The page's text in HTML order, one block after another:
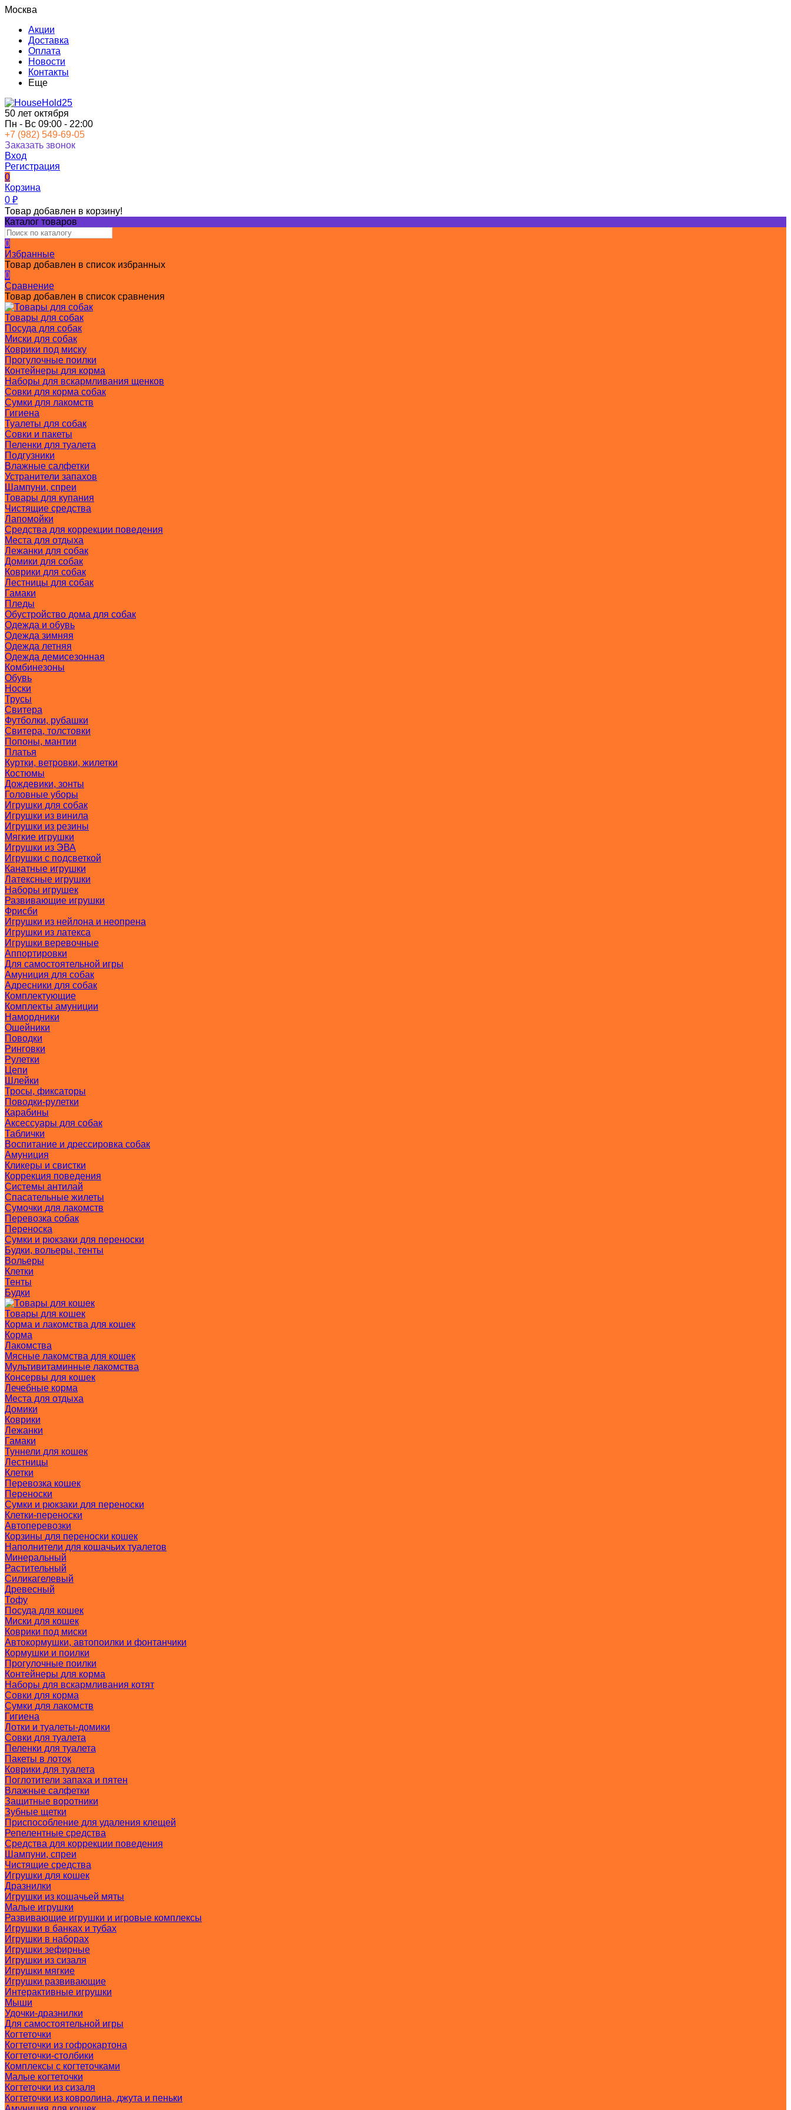
Москва
Акции
Доставка
Оплата
Новости
Контакты
Еще
50 лет октября
Пн - Вс 09:00 - 22:00
+7 (982) 549-69-05
Заказать звонок
Вход
Регистрация
0
Корзина
0 ₽
Товар добавлен в корзину!
Каталог товаров
0
Избранные
Товар добавлен в список избранных
0
Сравнение
Товар добавлен в список сравнения
Товары для собак
Посуда для собак
Миски для собак
Коврики под миску
Прогулочные поилки
Контейнеры для корма
Наборы для вскармливания щенков
Совки для корма собак
Сумки для лакомств
Гигиена
Туалеты для собак
Совки и пакеты
Пеленки для туалета
Подгузники
Влажные салфетки
Устранители запахов
Шампуни, спреи
Товары для купания
Чистящие средства
Лапомойки
Средства для коррекции поведения
Места для отдыха
Лежанки для собак
Домики для собак
Коврики для собак
Лестницы для собак
Гамаки
Пледы
Обустройство дома для собак
Одежда и обувь
Одежда зимняя
Одежда летняя
Одежда демисезонная
Комбинезоны
Обувь
Носки
Трусы
Свитера
Футболки, рубашки
Свитера, толстовки
Попоны, мантии
Платья
Куртки, ветровки, жилетки
Костюмы
Дождевики, зонты
Головные уборы
Игрушки для собак
Игрушки из винила
Игрушки из резины
Мягкие игрушки
Игрушки из ЭВА
Игрушки с подсветкой
Канатные игрушки
Латексные игрушки
Наборы игрушек
Развивающие игрушки
Фрисби
Игрушки из нейлона и неопрена
Игрушки из латекса
Игрушки веревочные
Аппортировки
Для самостоятельной игры
Амуниция для собак
Адресники для собак
Комплектующие
Комплекты амуниции
Намордники
Ошейники
Поводки
Ринговки
Рулетки
Цепи
Шлейки
Тросы, фиксаторы
Поводки-рулетки
Карабины
Аксессуары для собак
Таблички
Воспитание и дрессировка собак
Амуниция
Кликеры и свистки
Коррекция поведения
Системы антилай
Спасательные жилеты
Сумочки для лакомств
Перевозка собак
Переноска
Сумки и рюкзаки для переноски
Будки, вольеры, тенты
Вольеры
Клетки
Тенты
Будки
Товары для кошек
Корма и лакомства для кошек
Корма
Лакомства
Мясные лакомства для кошек
Мультивитаминные лакомства
Консервы для кошек
Лечебные корма
Места для отдыха
Домики
Коврики
Лежанки
Гамаки
Туннели для кошек
Лестницы
Клетки
Перевозка кошек
Переноски
Сумки и рюкзаки для переноски
Клетки-переноски
Автоперевозки
Корзины для переноски кошек
Наполнители для кошачьих туалетов
Минеральный
Растительный
Силикагелевый
Древесный
Тофу
Посуда для кошек
Миски для кошек
Коврики под миски
Автокормушки, автопоилки и фонтанчики
Кормушки и поилки
Прогулочные поилки
Контейнеры для корма
Наборы для вскармливания котят
Совки для корма
Сумки для лакомств
Гигиена
Лотки и туалеты-домики
Совки для туалета
Пеленки для туалета
Пакеты в лоток
Коврики для туалета
Поглотители запаха и пятен
Влажные салфетки
Защитные воротники
Зубные щетки
Приспособление для удаления клещей
Репелентные средства
Средства для коррекции поведения
Шампуни, спреи
Чистящие средства
Игрушки для кошек
Дразнилки
Игрушки из кошачьей мяты
Малые игрушки
Развивающие игрушки и игровые комплексы
Игрушки в банках и тубах
Игрушки в наборах
Игрушки зефирные
Игрушки из сизаля
Игрушки мягкие
Игрушки развивающие
Интерактивные игрушки
Мыши
Удочки-дразнилки
Для самостоятельной игры
Когтеточки
Когтеточки из гофрокартона
Когтеточки-столбики
Комплексы с когтеточками
Малые когтеточки
Когтеточки из сизаля
Когтеточки из ковролина, джута и пеньки